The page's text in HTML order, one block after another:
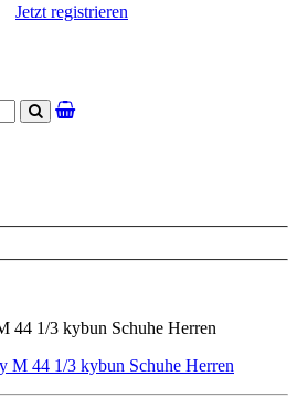
Jetzt registrieren
Suchen
44 1/3 kybun Schuhe Herren